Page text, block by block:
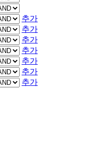
추가
추가
추가
추가
추가
추가
추가